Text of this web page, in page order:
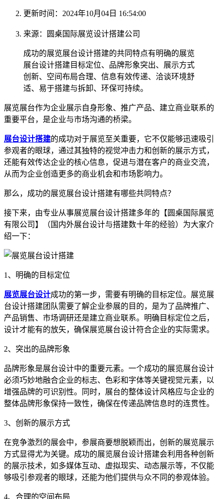
更新时间：2024年10月04日 16:54:00
来源：圆桌国际展览设计搭建公司
成功的展览展台设计搭建的共同特点有明确的展览
展台设计搭建目标定位、品牌形象突出、展示方式
创新、空间布局合理、信息有效传递、洽谈环境舒
适、易于搭建与拆卸、环保可持续。
展览展台作为企业展示自身形象、推广产品、建立商业联系的
重要平台，是企业与市场沟通的桥梁。
展台设计搭建的成功对于展览至关重要，它不仅能够迅速吸引
参观者的眼球，通过其独特的视觉冲击力和创新的展示方式，
还能有效传达企业的核心信息，促进与潜在客户的商业交流，
从而为企业创造更多的商业机会和市场影响力。
那么，成功的展览展台设计搭建有哪些共同特点？
接下来，由专业从事展览展台设计搭建多年的【圆桌国际展览
有限公司】（国内外展台设计与搭建数十年的经验）为大家介
绍一下：
1、明确的目标定位
展览展台设计成功的第一步，需要有明确的目标定位。展览展
台设计搭建团队需要了解企业参展的目的，是为了品牌推广、
产品销售、市场调研还是建立商业联系。明确目标定位之后，
设计才能有的放矢，确保展览展台设计符合企业的实际需求。
2、突出的品牌形象
品牌形象是展台设计中的重要元素。一个成功的展览展台设计
必须巧妙地融合企业的标志、色彩和字体等关键视觉元素，以
增强品牌的可识别性。同时，展台的整体设计风格应与企业的
整体品牌形象保持一致性，确保在传递品牌信息时的连贯性。
3、创新的展示方式
在竞争激烈的展会中，参展商要想脱颖而出，创新的展览展示
方式显得尤为关键。成功的展览展台设计搭建会利用各种创新
的展示技术，如多媒体互动、虚拟现实、动态展示等，不仅能
够吸引参观者的眼球，还能为他们提供与众不同的参观体验。
4、合理的空间布局